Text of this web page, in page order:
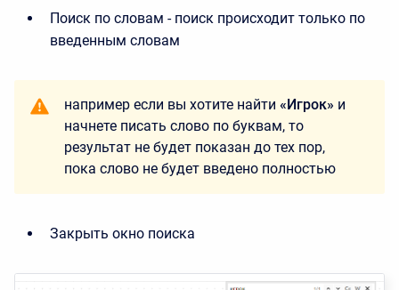
Поиск по словам - поиск происходит только по
введенным словам
например если вы хотите найти «Игрок» и
начнете писать слово по буквам, то
результат не будет показан до тех пор,
пока слово не будет введено полностью
Закрыть окно поиска